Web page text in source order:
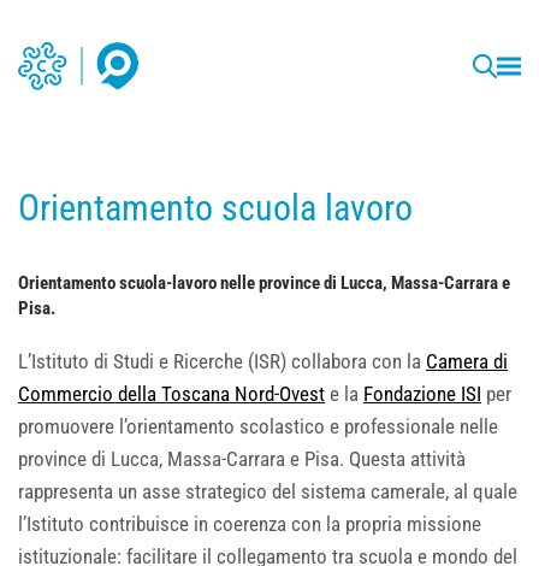
Orientamento scuola lavoro
Orientamento scuola-lavoro nelle province di Lucca, Massa-Carrara e
Pisa.
L’Istituto di Studi e Ricerche (ISR) collabora con la Camera di
Commercio della Toscana Nord-Ovest e la Fondazione ISI per
promuovere l’orientamento scolastico e professionale nelle
province di Lucca, Massa-Carrara e Pisa. Questa attività
rappresenta un asse strategico del sistema camerale, al quale
l’Istituto contribuisce in coerenza con la propria missione
istituzionale: facilitare il collegamento tra scuola e mondo del